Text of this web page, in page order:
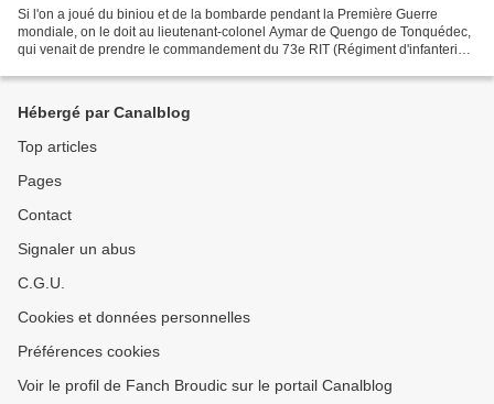
Si l'on a joué du biniou et de la bombarde pendant la Première Guerre
mondiale, on le doit au lieutenant-colonel Aymar de Quengo de Tonquédec,
qui venait de prendre le commandement du 73e RIT (Régiment d'infanterie
Hébergé par Canalblog
Top articles
Pages
Contact
Signaler un abus
C.G.U.
Cookies et données personnelles
Préférences cookies
Voir le profil de Fanch Broudic sur le portail Canalblog